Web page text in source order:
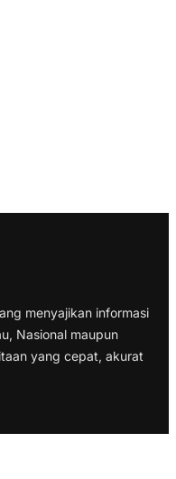
menyajikan informasi
Nasional maupun
yang cepat, akurat